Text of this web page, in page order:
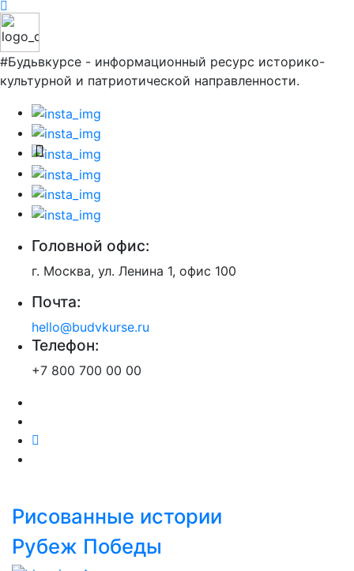
#Будьвкурсе - информационный ресурс историко-
культурной и патриотической направленности.
Головной офис:
г. Москва, ул. Ленина 1, офис 100
Почта:
hello@budvkurse.ru
Телефон:
+7 800 700 00 00
Рисованные истории
Рубеж Победы